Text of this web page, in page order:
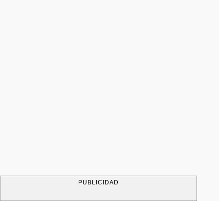
PUBLICIDAD